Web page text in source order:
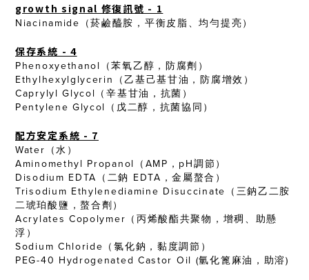
growth signal 修復訊號 - 1
Niacinamide（菸鹼醯胺，平衡皮脂、均勻提亮）
保存系統 - 4
Phenoxyethanol（苯氧乙醇，防腐劑）
Ethylhexylglycerin（乙基己基甘油，防腐增效）
Caprylyl Glycol（辛基甘油，抗菌）
Pentylene Glycol（戊二醇，抗菌協同）
配方安定系統 - 7
Water（水）
Aminomethyl Propanol（AMP，pH調節）
Disodium EDTA（二鈉 EDTA，金屬螯合）
Trisodium Ethylenediamine Disuccinate（三鈉乙二胺
二琥珀酸鹽，螯合劑）
Acrylates Copolymer（丙烯酸酯共聚物，增稠、助懸
浮）
Sodium Chloride（氯化鈉，黏度調節）
PEG-40 Hydrogenated Castor Oil (氫化篦麻油，助溶)